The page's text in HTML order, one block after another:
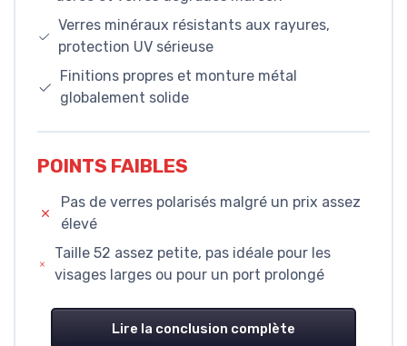
Verres minéraux résistants aux rayures,
protection UV sérieuse
Finitions propres et monture métal
globalement solide
POINTS FAIBLES
Pas de verres polarisés malgré un prix assez
élevé
Taille 52 assez petite, pas idéale pour les
visages larges ou pour un port prolongé
Lire la conclusion complète